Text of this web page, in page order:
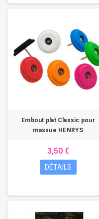
Embout plat Classic pour
massue HENRYS
3,50 €
DÉTAILS